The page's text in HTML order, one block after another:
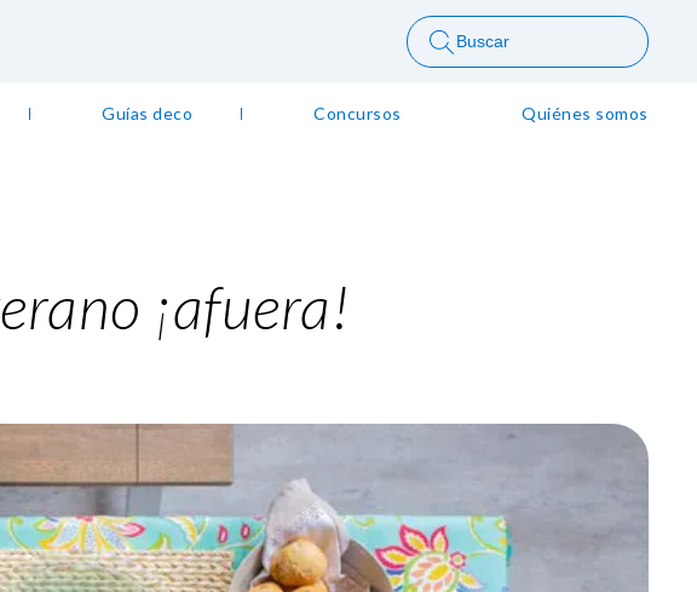
Buscar
Guías deco Concursos Quiénes somos
¡afuera!